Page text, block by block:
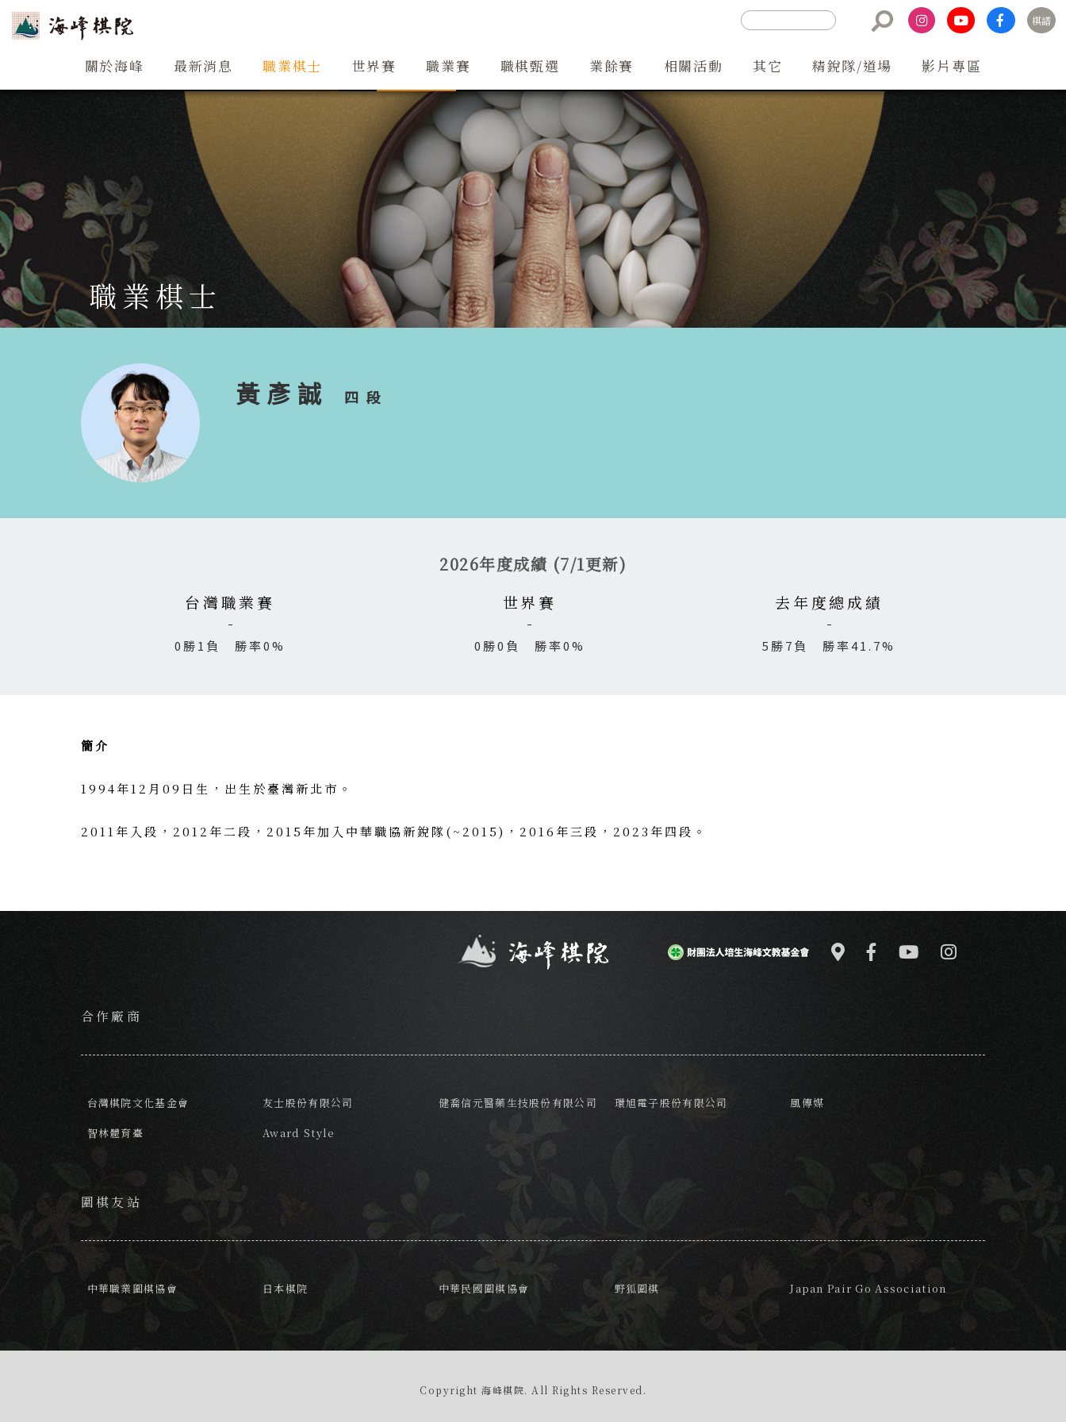
棋譜
關於海峰 最新消息 職業棋士 世界賽 職業賽 職棋甄選 業餘賽 相關活動 其它 精銳隊/道場 影片專區
關於海峰 創辦人簡介 大事紀 行事曆 聯絡方式
精銳隊 道場 精銳隊交流
職業棋士
黃彥誠 四段
2026年度成績 (7/1更新)
台灣職業賽
0勝1負 勝率0%
世界賽
0勝0負 勝率0%
去年度總成績
5勝7負 勝率41.7%
簡介
1994年12月09日生，出生於臺灣新北市。
2011年入段，2012年二段，2015年加入中華職協新銳隊(~2015)，2016年三段，2023年四段。
合作廠商
台灣棋院文化基金會 友士股份有限公司 健喬信元醫藥生技股份有限公司 環旭電子股份有限公司
風傳媒
智林體育臺
Award Style
圍棋友站
中華職業圍棋協會 日本棋院 中華民國圍棋協會 野狐圍棋 Japan Pair Go Association
Copyright 海峰棋院. All Rights Reserved.